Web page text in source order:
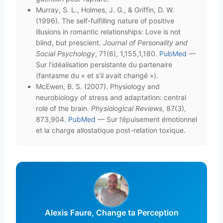
Murray, S. L., Holmes, J. G., & Griffin, D. W.
(1996). The self-fulfilling nature of positive
illusions in romantic relationships: Love is not
blind, but prescient. Journal of Personality and
Social Psychology, 71(6), 1,155,1,180. PubMed —
Sur l’idéalisation persistante du partenaire
(fantasme du « et s’il avait changé »).
McEwen, B. S. (2007). Physiology and
neurobiology of stress and adaptation: central
role of the brain. Physiological Reviews, 87(3),
873,904. PubMed — Sur l’épuisement émotionnel
et la charge allostatique post-relation toxique.
Alexis Faure, Change ta Perception